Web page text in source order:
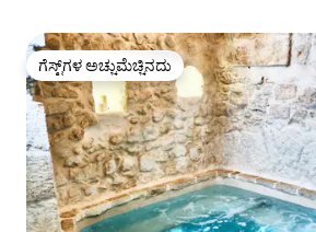
ಗೆಸ್ಟ್‌ಗಳ ಅಚ್ಚುಮೆಚ್ಚಿನದು
ಗೆಸ್ಟ್‌ಗಳ ಅಚ್ಚುಮೆಚ್ಚಿನದು